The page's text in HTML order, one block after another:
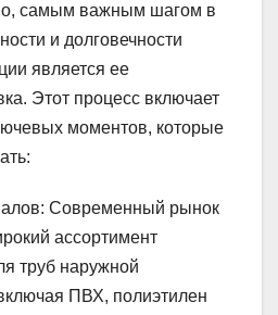
самым важным шагом в
и долговечности
является ее
Этот процесс включает
моментов, которые
Современный рынок
ассортимент
труб наружной
ПВХ, полиэтилен